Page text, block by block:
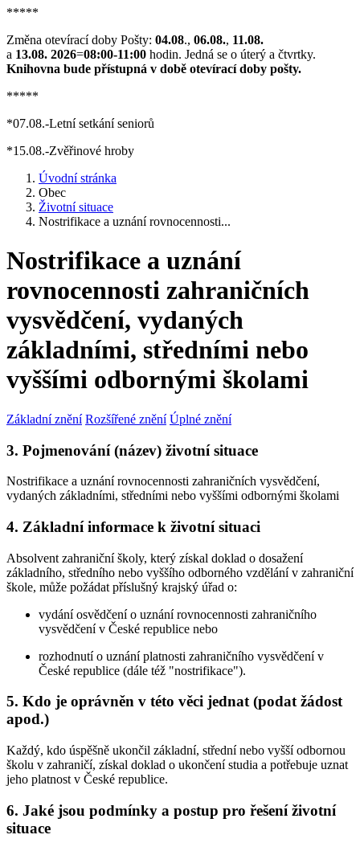
*****
Změna otevírací doby Pošty: 04.08., 06.08., 11.08.
a 13.08. 2026=08:00-11:00 hodin. Jedná se o úterý a čtvrtky.
Knihovna bude přístupná v době otevírací doby pošty.
*****
*07.08.-Letní setkání seniorů
*15.08.-Zvěřinové hroby
Úvodní stránka
Obec
Životní situace
Nostrifikace a uznání rovnocennosti...
Nostrifikace a uznání
rovnocennosti zahraničních
vysvědčení, vydaných
základními, středními nebo
vyššími odbornými školami
Základní znění Rozšířené znění Úplné znění
3. Pojmenování (název) životní situace
Nostrifikace a uznání rovnocennosti zahraničních vysvědčení,
vydaných základními, středními nebo vyššími odbornými školami
4. Základní informace k životní situaci
Absolvent zahraniční školy, který získal doklad o dosažení
základního, středního nebo vyššího odborného vzdělání v zahraniční
škole, může požádat příslušný krajský úřad o:
vydání osvědčení o uznání rovnocennosti zahraničního
vysvědčení v České republice nebo
rozhodnutí o uznání platnosti zahraničního vysvědčení v
České republice (dále též "nostrifikace").
5. Kdo je oprávněn v této věci jednat (podat žádost
apod.)
Každý, kdo úspěšně ukončil základní, střední nebo vyšší odbornou
školu v zahraničí, získal doklad o ukončení studia a potřebuje uznat
jeho platnost v České republice.
6. Jaké jsou podmínky a postup pro řešení životní
situace